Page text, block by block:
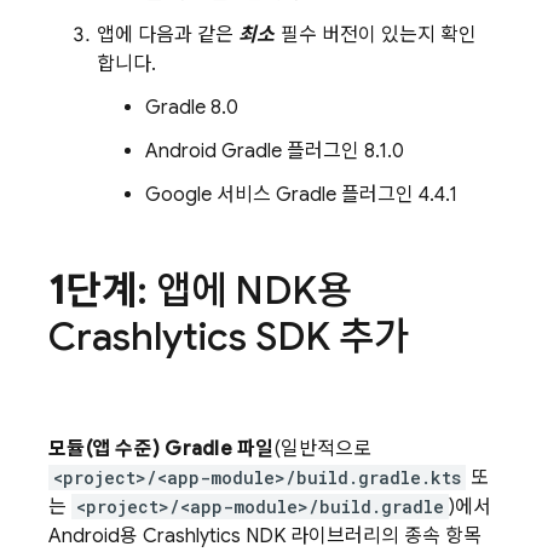
앱에 다음과 같은 최소 필수 버전이 있는지 확인
합니다.
Gradle 8.0
Android Gradle 플러그인 8.1.0
Google 서비스 Gradle 플러그인 4.4.1
1단계 : 앱에 NDK용
Crashlytics SDK 추가
모듈(앱 수준) Gradle 파일(일반적으로
<project>/<app-module>/build.gradle.kts 또
는 <project>/<app-module>/build.gradle )에서
Android용 Crashlytics NDK 라이브러리의 종속 항목